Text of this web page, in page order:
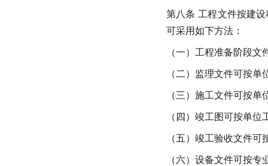
第八条 工程文件按建
可采用如下方法：
（一）工程准备阶段
（二）监理文件可按
（三）施工文件可按
（四）竣工图可按单
（五）竣工验收文件
（六）设备文件可按